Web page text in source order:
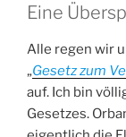
Eine
Alle regen wir
„Gesetz zum
auf. Ich bin
Gesetzes.